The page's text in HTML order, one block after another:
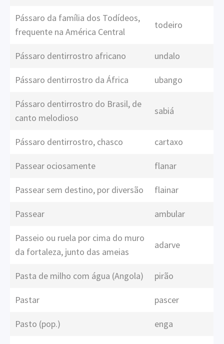
Pássaro da família dos Todídeos,
frequente na América Central
todeiro
Pássaro dentirrostro africano undalo
Pássaro dentirrostro da África ubango
Pássaro dentirrostro do Brasil, de
canto melodioso
sabiá
Pássaro dentirrostro, chasco cartaxo
Passear ociosamente flanar
Passear sem destino, por diversão flainar
Passear ambular
Passeio ou ruela por cima do muro
da fortaleza, junto das ameias
adarve
Pasta de milho com água (Angola) pirão
Pastar pascer
Pasto (pop.) enga